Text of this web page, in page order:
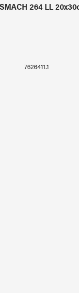
264 LL
7626411.1